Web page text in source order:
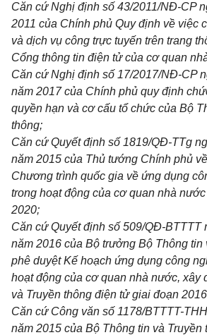
Căn cứ Nghị định số 43/2011/NĐ-CP
2011 của Chính phủ Quy định về việc
và dịch vụ công trực tuyến trên trang
Cổng thông tin điện tử của cơ quan
Căn cứ Nghị định số 17/2017/NĐ-CP
năm 2017 của Chính phủ quy định
quyền hạn và cơ cấu tổ chức của Bộ
thông;
Căn cứ Quyết định số 1819/QĐ-TTg
năm 2015 của Thủ tướng Chính phủ
Chương trình quốc gia về ứng dụng
trong hoạt động của cơ quan nhà
2020;
Căn cứ Quyết định số 509/QĐ-BTTTT
năm 2016 của Bộ trưởng Bộ Thông tin
phê duyệt Kế hoạch ứng dụng công
hoạt động của cơ quan nhà nước, xây
và Truyền thông điện tử giai đoạn
Căn cứ Công văn số 1178/BTTTT-
năm 2015 của Bộ Thông tin và Truyền